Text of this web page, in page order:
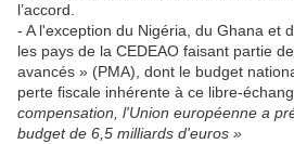
l’accord.
- A l'exception du Nigéria, du Ghana et
les pays de la CEDEAO faisant partie
avancés » (PMA), dont le budget
perte fiscale inhérente à ce libre-
compensation, l'Union européenne a
budget de 6,5 milliards d'euros »